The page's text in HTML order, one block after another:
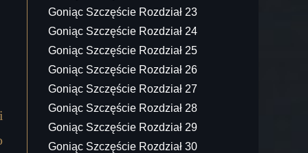
Goniąc Szczęście Rozdział 23
Goniąc Szczęście Rozdział 24
Goniąc Szczęście Rozdział 25
Goniąc Szczęście Rozdział 26
Goniąc Szczęście Rozdział 27
Goniąc Szczęście Rozdział 28
Goniąc Szczęście Rozdział 29
Goniąc Szczęście Rozdział 30